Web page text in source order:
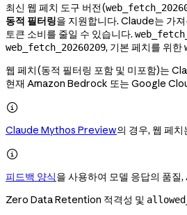
최신 웹 페치 도구 버전(
동적 필터링을 지원합니다. Claude는 가
토큰 소비를 줄일 수 있습니다.
web_fetch_20260209, 기본 페치를 위한
웹 페치(동적 필터링 포함 및 미포함)는
현재 Amazon Bedrock 또는 Google

Claude Mythos Preview의 경우, 웹 페

피드백 양식을 사용하여 모델 응답의 품질
Zero Data Retention 적격성 및